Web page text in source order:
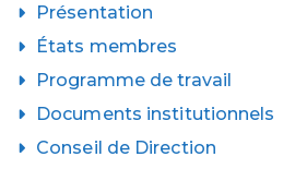
Présentation
États membres
Programme de travail
Documents institutionnels
Conseil de Direction